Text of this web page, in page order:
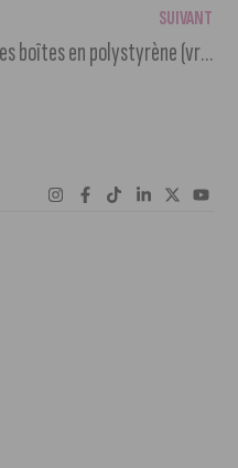
SUIVANT
Les boîtes en polystyrène (vraiment) interdites